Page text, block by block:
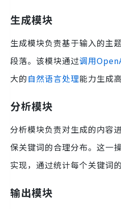
生成模块
生成模块负责基于输入的主
段落。该模块通过调用
大的自然语言处理能力生成
分析模块
分析模块负责对生成的内容
保关键词的合理分布。这一
实现，通过统计每个关键词
输出模块